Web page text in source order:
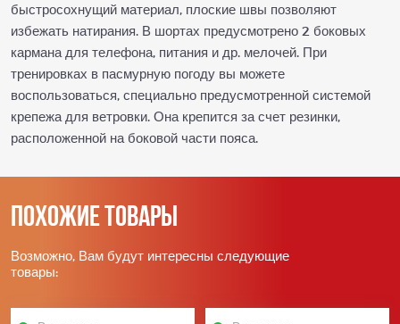
быстросохнущий материал, плоские швы позволяют
избежать натирания. В шортах предусмотрено 2 боковых
кармана для телефона, питания и др. мелочей. При
тренировках в пасмурную погоду вы можете
воспользоваться, специально предусмотренной системой
крепежа для ветровки. Она крепится за счет резинки,
расположенной на боковой части пояса.
Похожие товары
Возможно, Вам будут интересны следующие
товары: